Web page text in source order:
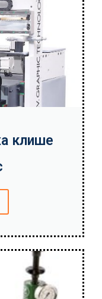
клише